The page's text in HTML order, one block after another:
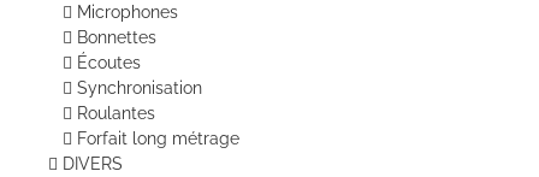
Microphones
Bonnettes
Écoutes
Synchronisation
Roulantes
Forfait long métrage
DIVERS